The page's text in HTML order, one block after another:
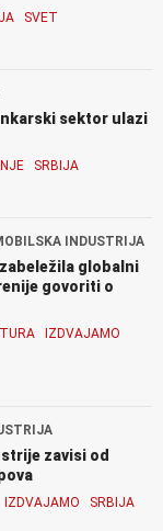
SVET
sektor ulazi
SRBIJA
INDUSTRIJA
globalni
govoriti o
IZDVAJAMO
zavisi od
IZDVAJAMO
SRBIJA